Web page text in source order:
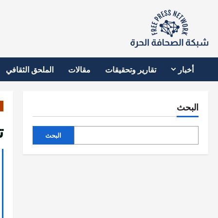
أخبار تقارير وتحقيقات مقالات الملحق الثقافي
البحث
البحث